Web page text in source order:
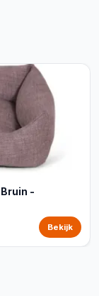
-
Bekijk